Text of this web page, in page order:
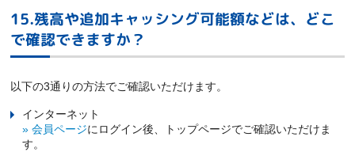
15.残高や追加キャッシング可能額などは、どこ
で確認できますか？
以下の3通りの方法でご確認いただけます。
インターネット
» 会員ページにログイン後、トップページでご確認いただけま
す。